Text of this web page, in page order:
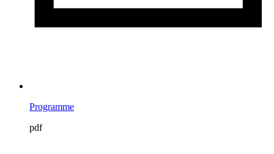
Programme
pdf